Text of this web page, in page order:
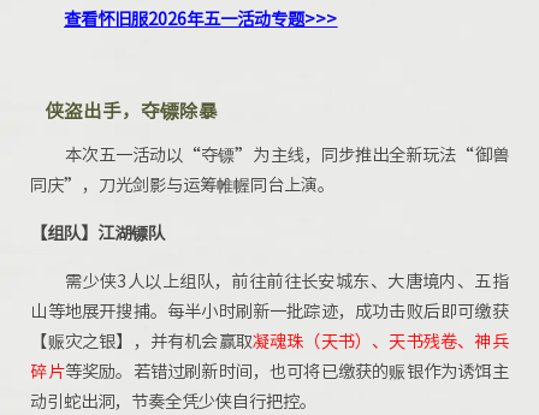
查看怀旧服2026年五一活动专题>>>
侠盗出手，夺镖除暴
本次五一活动以“夺镖”为主线，同步推出全新玩法“御兽
同庆”，刀光剑影与运筹帷幄同台上演。
【组队】 江湖镖队
需少侠3人以上组队，前往前往长安城东、大唐境内、五指
山等地展开搜捕。每半小时刷新一批踪迹，成功击败后即可缴获
【赈灾之银】，并有机会赢取凝魂珠（天书）、天书残卷、神兵
碎片等奖励。若错过刷新时间，也可将已缴获的赈银作为诱饵主
动引蛇出洞，节奏全凭少侠自行把控。